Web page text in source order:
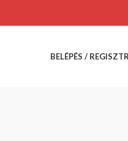
BELÉPÉS /